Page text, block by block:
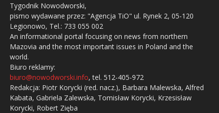
Tygodnik Nowodworski,
pismo wydawane przez: "Agencja TiO" ul. Rynek 2, 05-120
Legionowo, Tel.: 733 055 002
An informational portal focusing on news from northern
Mazovia and the most important issues in Poland and the
world.
Biuro reklamy:
biuro@nowodworski.info, tel. 512-405-972
Redakcja: Piotr Korycki (red. nacz.), Barbara Malewska, Alfred
Kabata, Gabriela Zalewska, Tomisław Korycki, Krzesisław
Korycki, Robert Zięba